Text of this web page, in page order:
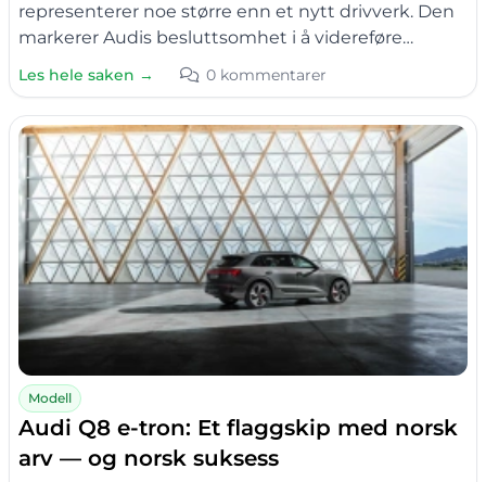
representerer noe større enn et nytt drivverk. Den
markerer Audis besluttsomhet i å videreføre…
Les hele saken → 0 kommentarer
Modell
Audi Q8 e-tron: Et flaggskip med norsk
arv — og norsk suksess